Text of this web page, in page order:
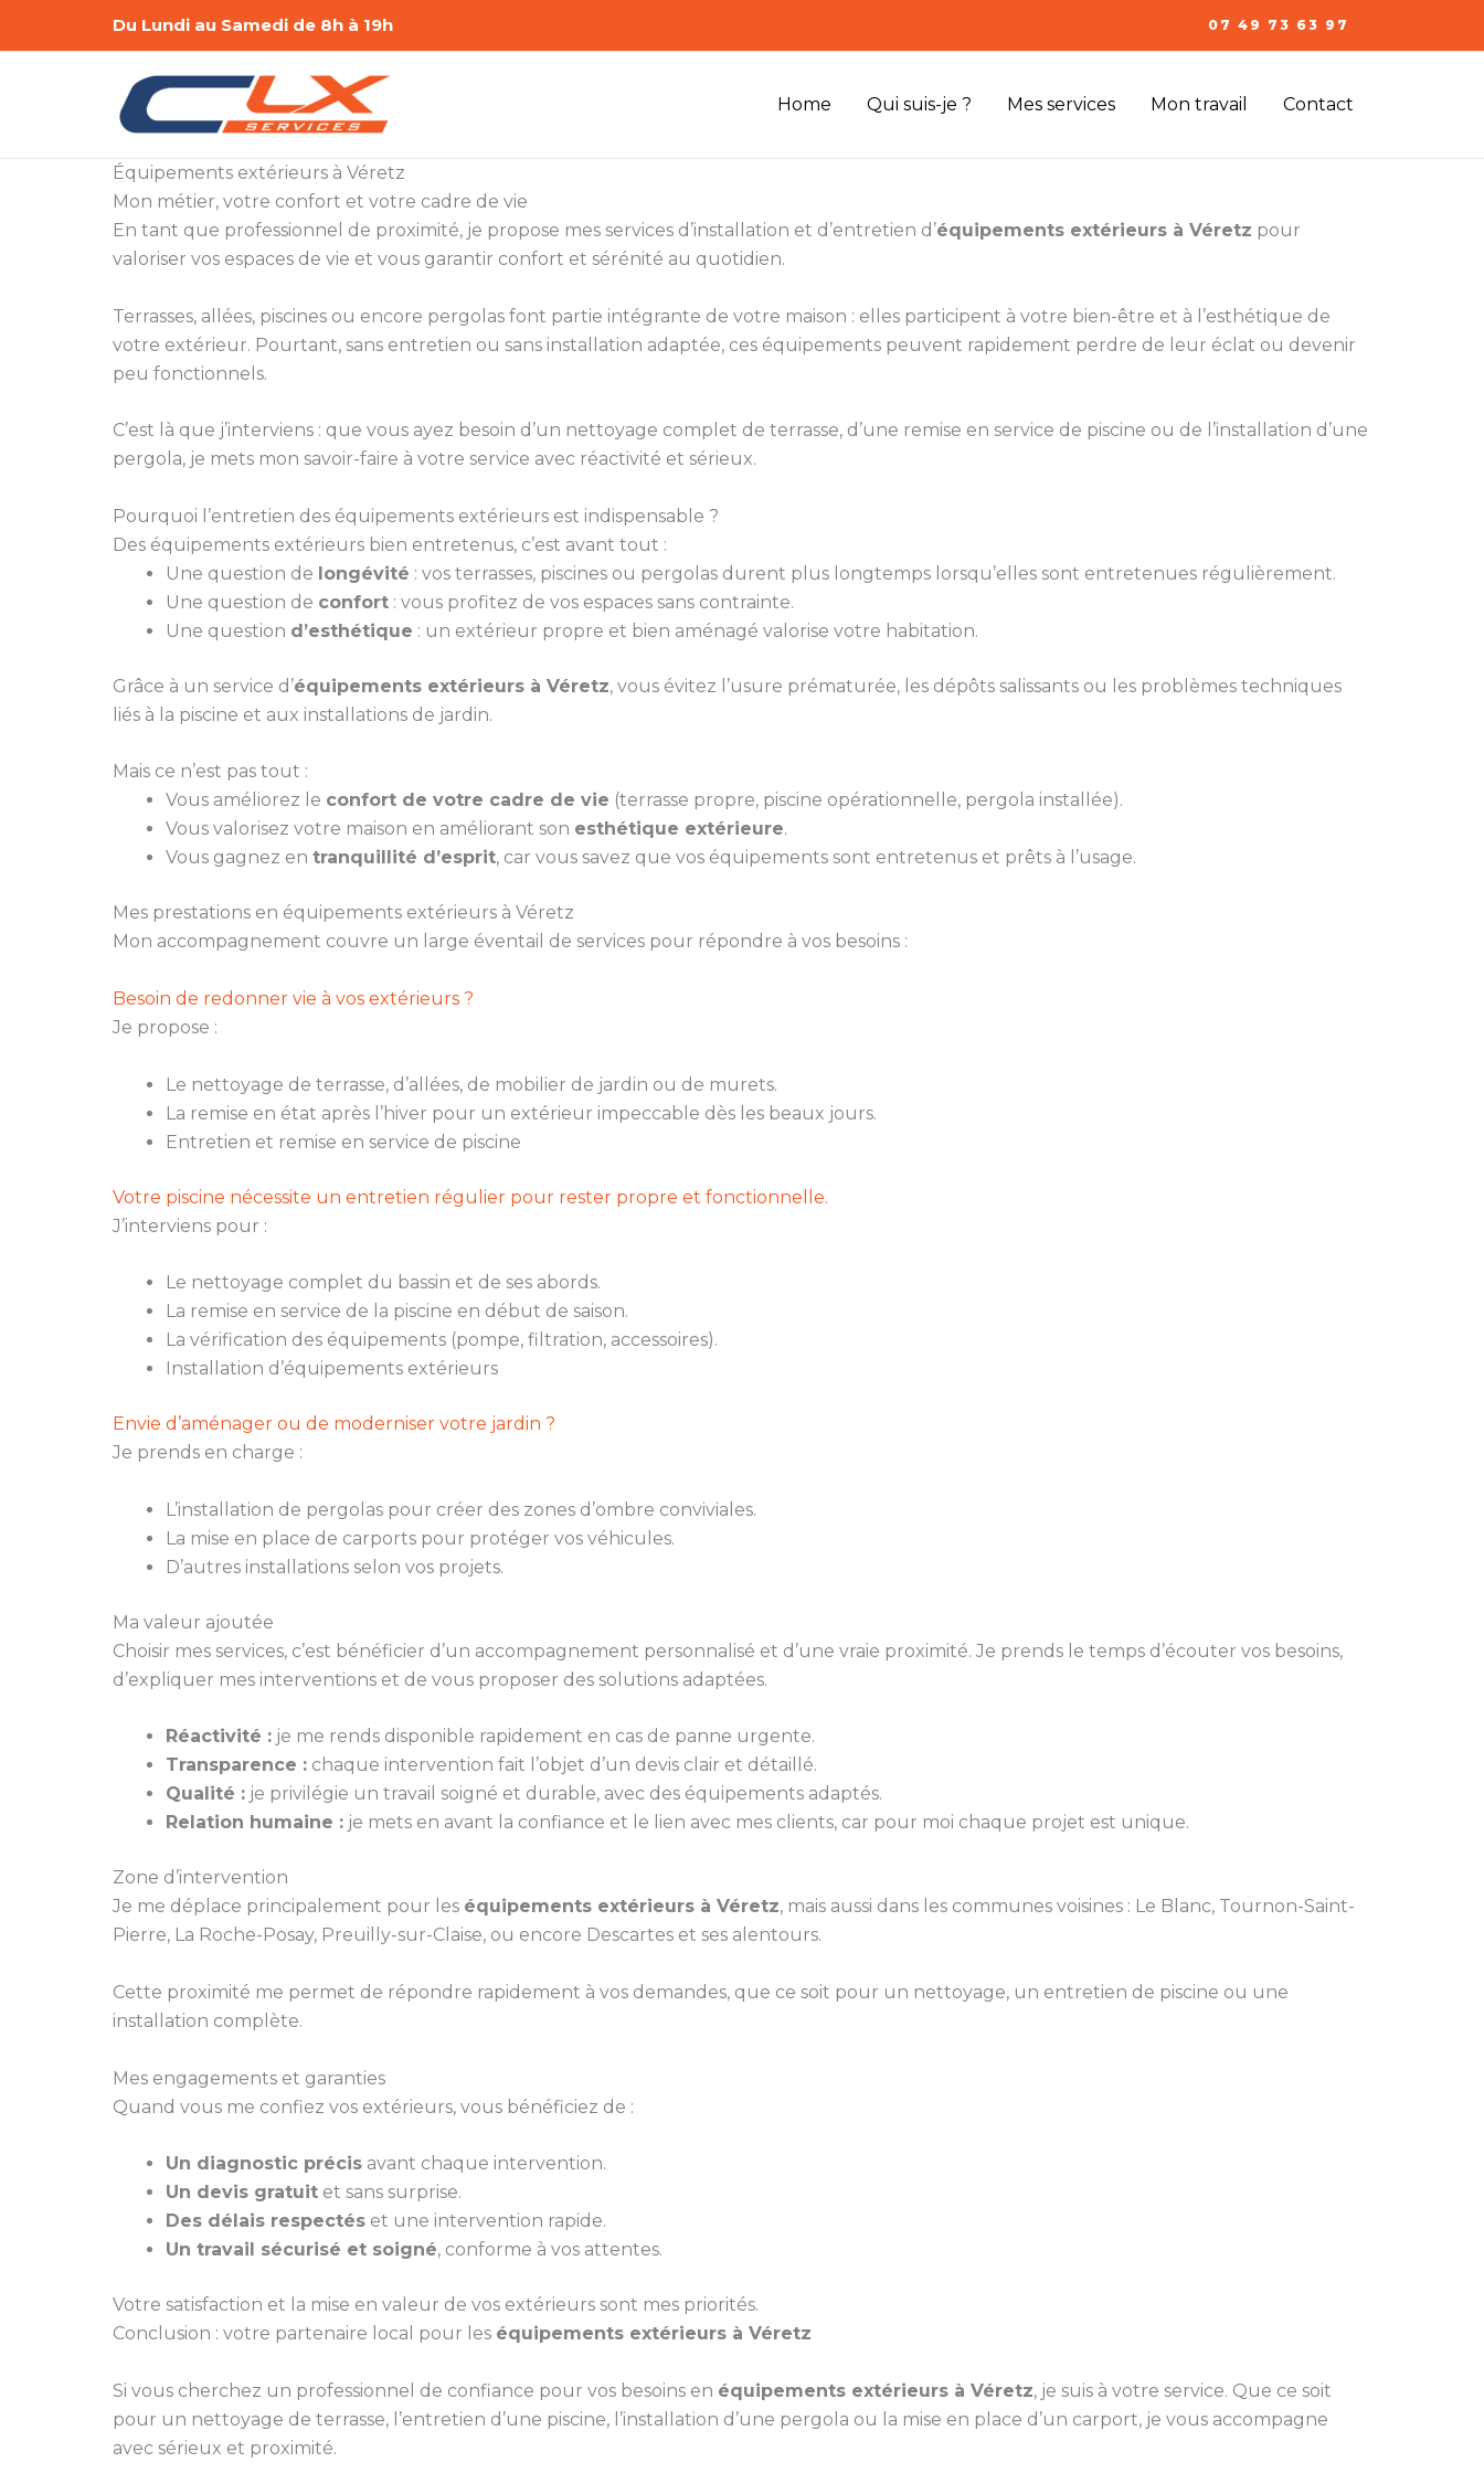
Du Lundi au Samedi de 8h à 19h 07 49 73 63 97
Home Qui suis-je ? Mes services Mon travail Contact
Équipements extérieurs à Véretz
Mon métier, votre confort et votre cadre de vie
En tant que professionnel de proximité, je propose mes services d’installation et d’entretien d’équipements extérieurs à Véretz pour
valoriser vos espaces de vie et vous garantir confort et sérénité au quotidien.
Terrasses, allées, piscines ou encore pergolas font partie intégrante de votre maison : elles participent à votre bien-être et à l’esthétique de
votre extérieur. Pourtant, sans entretien ou sans installation adaptée, ces équipements peuvent rapidement perdre de leur éclat ou devenir
peu fonctionnels.
C’est là que j’interviens : que vous ayez besoin d’un nettoyage complet de terrasse, d’une remise en service de piscine ou de l’installation d’une
pergola, je mets mon savoir-faire à votre service avec réactivité et sérieux.
Pourquoi l’entretien des équipements extérieurs est indispensable ?
Des équipements extérieurs bien entretenus, c’est avant tout :
Une question de longévité : vos terrasses, piscines ou pergolas durent plus longtemps lorsqu’elles sont entretenues régulièrement.
Une question de confort : vous profitez de vos espaces sans contrainte.
Une question d’esthétique : un extérieur propre et bien aménagé valorise votre habitation.
Grâce à un service d’équipements extérieurs à Véretz, vous évitez l’usure prématurée, les dépôts salissants ou les problèmes techniques
liés à la piscine et aux installations de jardin.
Mais ce n’est pas tout :
Vous améliorez le confort de votre cadre de vie (terrasse propre, piscine opérationnelle, pergola installée).
Vous valorisez votre maison en améliorant son esthétique extérieure.
Vous gagnez en tranquillité d’esprit, car vous savez que vos équipements sont entretenus et prêts à l’usage.
Mes prestations en équipements extérieurs à Véretz
Mon accompagnement couvre un large éventail de services pour répondre à vos besoins :
Besoin de redonner vie à vos extérieurs ?
Je propose :
Le nettoyage de terrasse, d’allées, de mobilier de jardin ou de murets.
La remise en état après l’hiver pour un extérieur impeccable dès les beaux jours.
Entretien et remise en service de piscine
Votre piscine nécessite un entretien régulier pour rester propre et fonctionnelle.
J’interviens pour :
Le nettoyage complet du bassin et de ses abords.
La remise en service de la piscine en début de saison.
La vérification des équipements (pompe, filtration, accessoires).
Installation d’équipements extérieurs
Envie d’aménager ou de moderniser votre jardin ?
Je prends en charge :
L’installation de pergolas pour créer des zones d’ombre conviviales.
La mise en place de carports pour protéger vos véhicules.
D’autres installations selon vos projets.
Ma valeur ajoutée
Choisir mes services, c’est bénéficier d’un accompagnement personnalisé et d’une vraie proximité. Je prends le temps d’écouter vos besoins,
d’expliquer mes interventions et de vous proposer des solutions adaptées.
Réactivité : je me rends disponible rapidement en cas de panne urgente.
Transparence : chaque intervention fait l’objet d’un devis clair et détaillé.
Qualité : je privilégie un travail soigné et durable, avec des équipements adaptés.
Relation humaine : je mets en avant la confiance et le lien avec mes clients, car pour moi chaque projet est unique.
Zone d’intervention
Je me déplace principalement pour les équipements extérieurs à Véretz, mais aussi dans les communes voisines : Le Blanc, Tournon-Saint-
Pierre, La Roche-Posay, Preuilly-sur-Claise, ou encore Descartes et ses alentours.
Cette proximité me permet de répondre rapidement à vos demandes, que ce soit pour un nettoyage, un entretien de piscine ou une
installation complète.
Mes engagements et garanties
Quand vous me confiez vos extérieurs, vous bénéficiez de :
Un diagnostic précis avant chaque intervention.
Un devis gratuit et sans surprise.
Des délais respectés et une intervention rapide.
Un travail sécurisé et soigné, conforme à vos attentes.
Votre satisfaction et la mise en valeur de vos extérieurs sont mes priorités.
Conclusion : votre partenaire local pour les équipements extérieurs à Véretz
Si vous cherchez un professionnel de confiance pour vos besoins en équipements extérieurs à Véretz, je suis à votre service. Que ce soit
pour un nettoyage de terrasse, l’entretien d’une piscine, l’installation d’une pergola ou la mise en place d’un carport, je vous accompagne
avec sérieux et proximité.